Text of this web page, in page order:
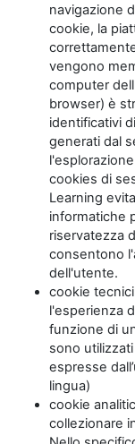
navigazione
cookie, la
vengono
computer
browser) è
identificativi
generati dal
cookies di
Learning
informatiche
riservatezza
consentono
dell'utente.
cookie
l'esperienza
funzione di
sono
espresse
lingua)
cookie
collezionare